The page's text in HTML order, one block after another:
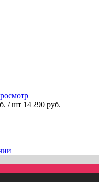
/ шт 14 290 руб.